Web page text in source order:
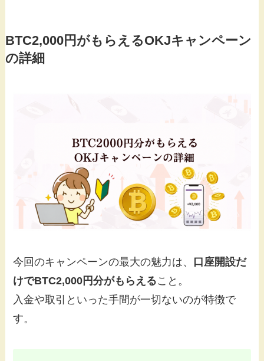
BTC2,000円がもらえるOKJキャンペーン
の詳細
今回のキャンペーンの最大の魅力は、 口座開設だ
けでBTC2,000円分がもらえること。
入金や取引といった手間が一切ないのが特徴で
す。